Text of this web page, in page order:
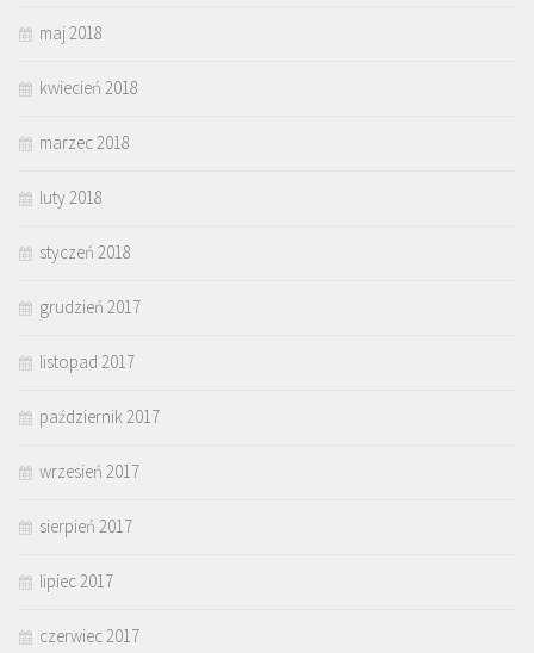
maj 2018
kwiecień 2018
marzec 2018
luty 2018
styczeń 2018
grudzień 2017
listopad 2017
październik 2017
wrzesień 2017
sierpień 2017
lipiec 2017
czerwiec 2017